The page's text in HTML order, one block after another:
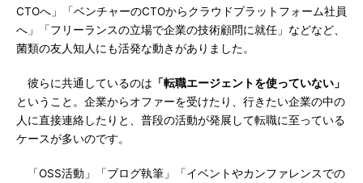
CTOへ」「ベンチャーのCTOからクラウドプラットフォーム社員
へ」「フリーランスの立場で企業の技術顧問に就任」などなど、
菌類の友人知人にも活発な動きがありました。
彼らに共通しているのは 「転職エージェントを使っていない」
ということ。企業からオファーを受けたり、行きたい企業の中の
人に直接連絡したりと、普段の活動が発展して転職に至っている
ケースが多いのです。
「OSS活動」「ブログ執筆」「イベントやカンファレンスでの